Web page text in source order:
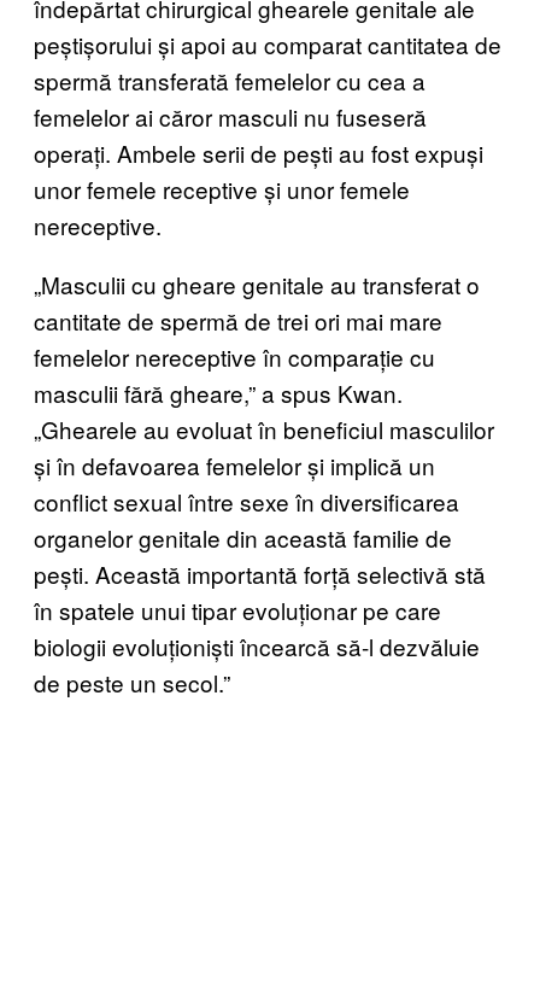
îndepărtat chirurgical ghearele genitale ale
peștișorului și apoi au comparat cantitatea de
spermă transferată femelelor cu cea a
femelelor ai căror masculi nu fuseseră
operați. Ambele serii de pești au fost expuși
unor femele receptive și unor femele
nereceptive.
„Masculii cu gheare genitale au transferat o
cantitate de spermă de trei ori mai mare
femelelor nereceptive în comparație cu
masculii fără gheare,” a spus Kwan.
„Ghearele au evoluat în beneficiul masculilor
și în defavoarea femelelor și implică un
conflict sexual între sexe în diversificarea
organelor genitale din această familie de
pești. Această importantă forță selectivă stă
în spatele unui tipar evoluționar pe care
biologii evoluționiști încearcă să-l dezvăluie
de peste un secol.”